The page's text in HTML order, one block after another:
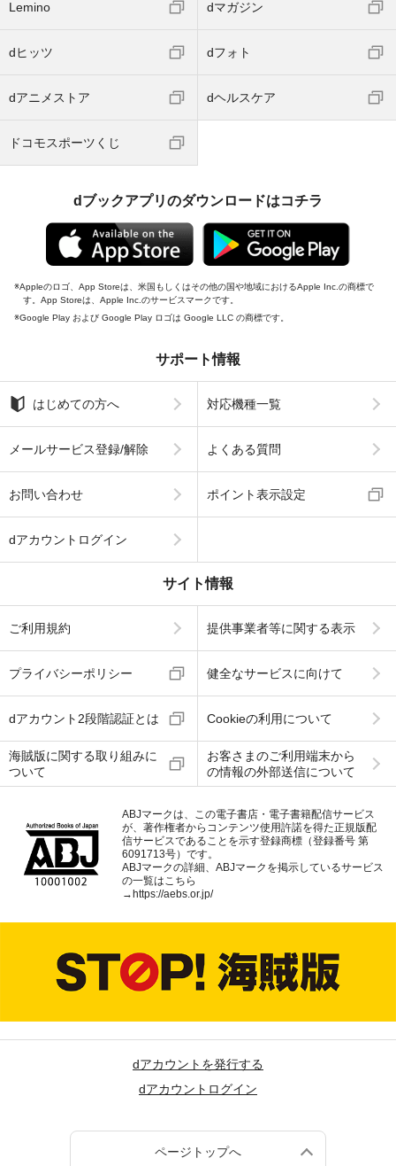
Lemino dマガジン
dヒッツ dフォト
dアニメストア dヘルスケア
ドコモスポーツくじ
dブックアプリのダウンロードはコチラ
Appleのロゴ、App Storeは、米国もしくはその他の国や地域におけるApple Inc.の商標で
す。App Storeは、Apple Inc.のサービスマークです。
Google Play および Google Play ロゴは Google LLC の商標です。
サポート情報
はじめての方へ 対応機種一覧
メールサービス登録/解除 よくある質問
お問い合わせ ポイント表示設定
dアカウントログイン
サイト情報
ご利用規約 提供事業者等に関する表示
プライバシーポリシー 健全なサービスに向けて
dアカウント2段階認証とは Cookieの利用について
海賊版に関する取り組みに
ついて
お客さまのご利用端末から
の情報の外部送信について
ABJマークは、この電子書店・電子書籍配信サービス
が、著作権者からコンテンツ使用許諾を得た正規版配
信サービスであることを示す登録商標（登録番号 第
6091713号）です。
ABJマークの詳細、ABJマークを掲示しているサービス
の一覧はこちら
→ https://aebs.or.jp/
dアカウントを発行する
dアカウントログイン
ページトップへ